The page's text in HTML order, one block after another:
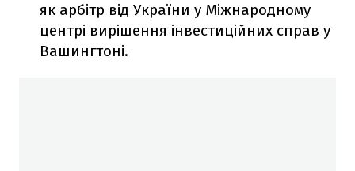
як арбітр від України у Міжнародному
центрі вирішення інвестиційних справ у
Вашингтоні.